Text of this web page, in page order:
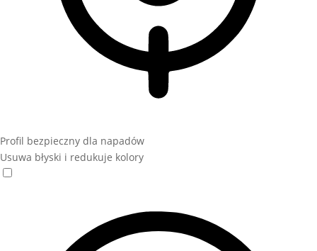
Profil bezpieczny dla napadów
Usuwa błyski i redukuje kolory